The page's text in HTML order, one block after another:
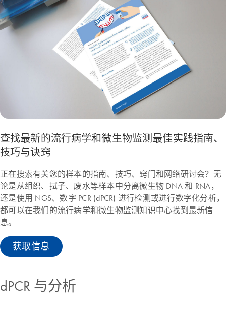
查找最新的流行病学和微生物监测最佳实践指南、
技巧与诀窍
正在搜索有关您的样本的指南、技巧、窍门和网络研讨会？无
论是从组织、拭子、废水等样本中分离微生物 DNA 和 RNA，
还是使用 NGS、数字 PCR (dPCR) 进行检测或进行数字化分析，
都可以在我们的流行病学和微生物监测知识中心找到最新信
息。
获取信息
dPCR 与分析